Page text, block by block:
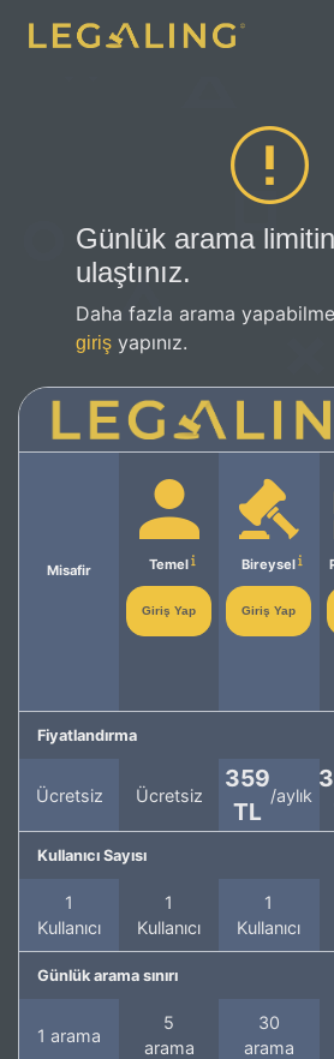
Günlük arama
ulaştınız.
Daha fazla arama
giriş yapınız.
Misafir Temel
Giriş Yap
Bireysel
Giriş Yap
Fiyatlandırma
Ücretsiz Ücretsiz
359
TL
/aylık
Kullanıcı Sayısı
1
Kullanıcı
1
Kullanıcı
1
Kullanıcı
Günlük arama sınırı
1 arama
5
arama
30
arama